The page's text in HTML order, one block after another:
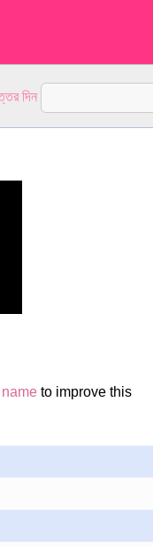
দিন
to improve this